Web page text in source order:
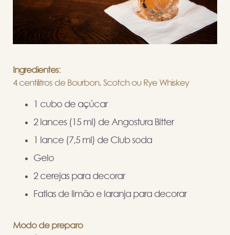
Ingredientes:
4 centilitros de Bourbon, Scotch ou Rye Whiskey
1 cubo de açúcar
2 lances (15 ml) de Angostura Bitter
1 lance (7,5 ml) de Club soda
Gelo
2 cerejas para decorar
Fatias de limão e laranja para decorar
Modo de preparo